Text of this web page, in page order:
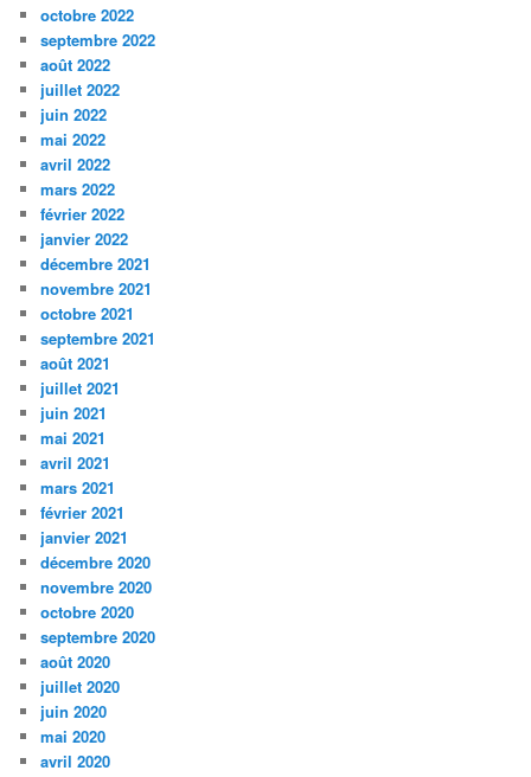
octobre 2022
septembre 2022
août 2022
juillet 2022
juin 2022
mai 2022
avril 2022
mars 2022
février 2022
janvier 2022
décembre 2021
novembre 2021
octobre 2021
septembre 2021
août 2021
juillet 2021
juin 2021
mai 2021
avril 2021
mars 2021
février 2021
janvier 2021
décembre 2020
novembre 2020
octobre 2020
septembre 2020
août 2020
juillet 2020
juin 2020
mai 2020
avril 2020